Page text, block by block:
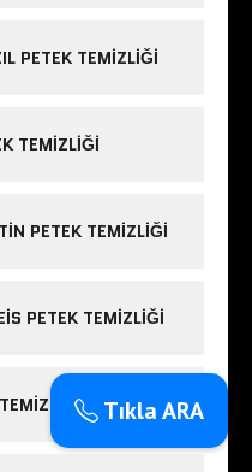
PETEK TEMIZLIĞI
TEMIZLIĞI
PETEK TEMIZLIĞI
PETEK TEMIZLIĞI
Tıkla ARA